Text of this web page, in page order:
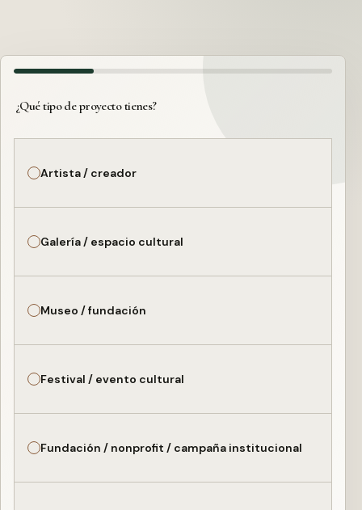
¿Qué tipo de proyecto tienes?
Artista / creador
Galería / espacio cultural
Museo / fundación
Festival / evento cultural
Fundación / nonprofit / campaña institucional